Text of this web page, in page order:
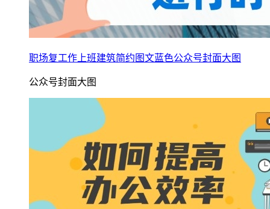
职场复工作上班建筑简约图文蓝色公众号封面大图
公众号封面大图